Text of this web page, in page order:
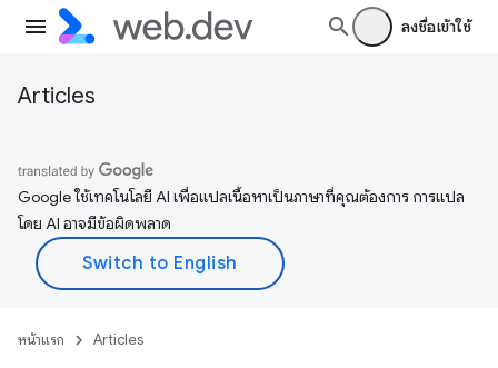
ลงชื่อเข้าใช้
Articles
Google ใช้เทคโนโลยี AI เพื่อแปลเนื้อหาเป็นภาษาที่คุณต้องการ การแปล
โดย AI อาจมีข้อผิดพลาด
หน้าแรก Articles